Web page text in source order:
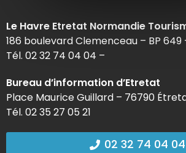
Le Havre Etretat Normandie
186 boulevard Clemenceau – BP 649
Tél. 02 32 74 04 04 –
Bureau d’information d’Etretat
Place Maurice Guillard – 76790
Tél. 02 35 27 05 21
02 32 74 04 04